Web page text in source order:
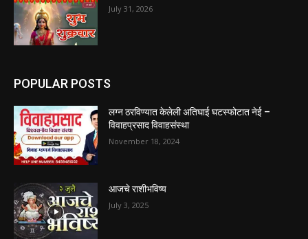
July 31, 2026
POPULAR POSTS
लग्न ठरविण्यात केलेली अतिघाई घटस्फोटात नेई –
विवाहप्रसाद विवाहसंस्था
November 18, 2024
आजचे राशीभविष्य
July 3, 2025